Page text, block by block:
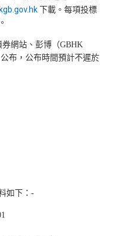
下載 。 每項投標
網站、彭博（GBHK
布，公布時間預計不遲於
如下：-